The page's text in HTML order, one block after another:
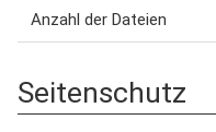
Anzahl der Dateien
Seitenschutz